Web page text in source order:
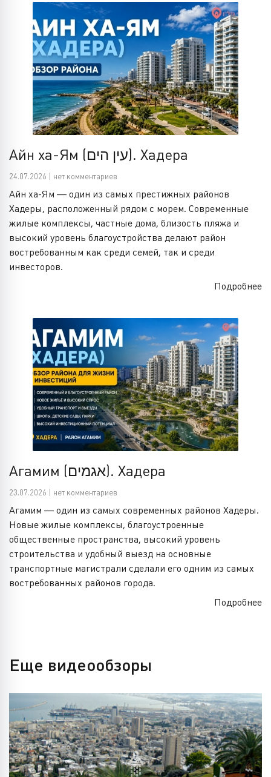
Айн ха-Ям (עין הים). Хадера
24.07.2026 | нет комментариев
Айн ха-Ям — один из самых престижных районов
Хадеры, расположенный рядом с морем. Современные
жилые комплексы, частные дома, близость пляжа и
высокий уровень благоустройства делают район
востребованным как среди семей, так и среди
инвесторов.
Подробнее
Агамим (אגמים). Хадера
23.07.2026 | нет комментариев
Агамим — один из самых современных районов Хадеры.
Новые жилые комплексы, благоустроенные
общественные пространства, высокий уровень
строительства и удобный выезд на основные
транспортные магистрали сделали его одним из самых
востребованных районов города.
Подробнее
Еще видеообзоры